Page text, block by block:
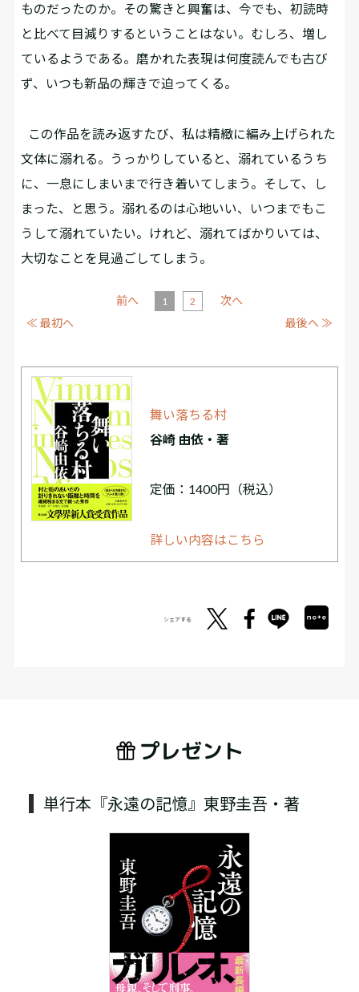
ものだったのか。その驚きと興奮は、今でも、初読時
と比べて目減りするということはない。むしろ、増し
ているようである。磨かれた表現は何度読んでも古び
ず、いつも新品の輝きで迫ってくる。
この作品を読み返すたび、私は精緻に編み上げられた
文体に溺れる。うっかりしていると、溺れているうち
に、一息にしまいまで行き着いてしまう。そして、し
まった、と思う。溺れるのは心地いい、いつまでもこ
うして溺れていたい。けれど、溺れてばかりいては、
大切なことを見過ごしてしまう。
≪ 最初へ
前へ 1 2
次へ
最後へ ≫
舞い落ちる村
谷崎 由依・著
定価：1400円（税込）
詳しい内容はこちら
シェアする
プレゼント
単行本『永遠の記憶』東野圭吾・著